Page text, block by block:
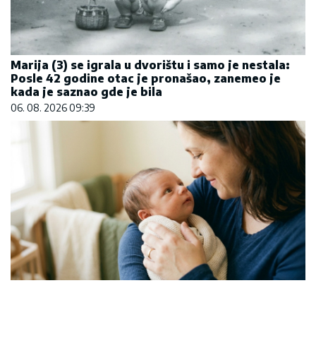
Marija (3) se igrala u dvorištu i samo je nestala:
Posle 42 godine otac je pronašao, zanemeo je
kada je saznao gde je bila
06. 08. 2026 09:39